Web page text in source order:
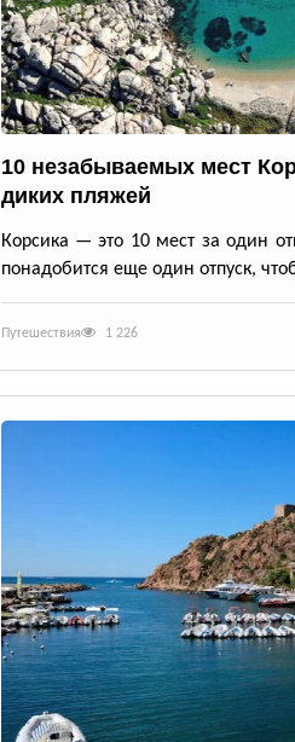
10 незабываемых мест
диких пляжей
Корсика — это 10 мест за один
понадобится еще один отпуск,
Путешествия 1 226